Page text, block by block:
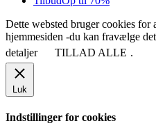
Dette websted bruger cookies for
hjemmesiden -du kan fravælge
detaljer
TILLAD ALLE .
Luk
Indstillinger for cookies